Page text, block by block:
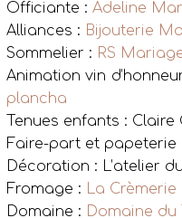
Officiante :Adeline
Alliances : Bijouterie
Sommelier : RS
Animation vin
plancha
Tenues enfants : Claire
Faire-part et papeterie
Décoration : L’atelier
Fromage :
La
Domaine :
Domaine du